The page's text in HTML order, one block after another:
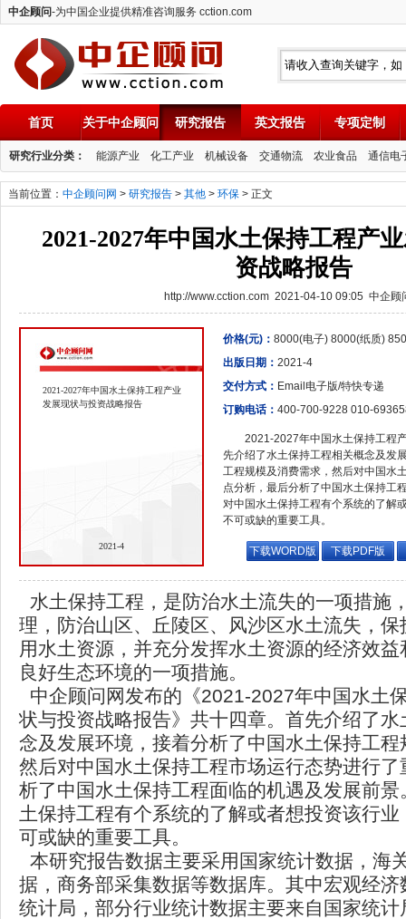
中企顾问-为中国企业提供精准咨询服务 cction.com
中企顾问
首页 关于中企顾问 研究报告 英文报告 专项定制
研究行业分类： 能源产业 化工产业 机械设备 交通物流 农业食品 通信电
当前位置： 中企顾问网 > 研究报告 > 其他 > 环保 > 正文
2021-2027年中国水土保持工程产
资战略报告
http://www.cction.com 2021-04-10 09:05 中企顾
2021-2027年中国水土保持工程产业
发展现状与投资战略报告
2021-4
价格(元)： 8000(电子) 8000(纸质)
出版日期： 2021-4
交付方式： Email电子版/特快专递
订购电话： 400-700-9228 010-
2021-2027年中国水土保持工程
先介绍了水土保持工程相关概念及发
工程规模及消费需求，然后对中国水
点分析，最后分析了中国水土保持工
对中国水土保持工程有个系统的了解
不可或缺的重要工具。
下载WORD版 下载PDF版
水土保持工程，是防治水土流失的一项措施
理，防治山区、丘陵区、风沙区水土流失，
用水土资源，并充分发挥水土资源的经济效
良好生态环境的一项措施。
中企顾问网发布的《2021-2027年中国水土
状与投资战略报告》共十四章。首先介绍了
念及发展环境，接着分析了中国水土保持工
然后对中国水土保持工程市场运行态势进行
析了中国水土保持工程面临的机遇及发展前
土保持工程有个系统的了解或者想投资该行
可或缺的重要工具。
本研究报告数据主要采用国家统计数据，海
据，商务部采集数据等数据库。其中宏观经
统计局，部分行业统计数据主要来自国家统